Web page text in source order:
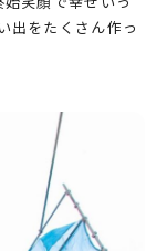
出をたくさん作っ